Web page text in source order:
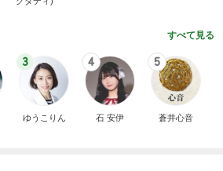
すべて見る
3
ゆうこりん
4
石 安伊
5
蒼井心音